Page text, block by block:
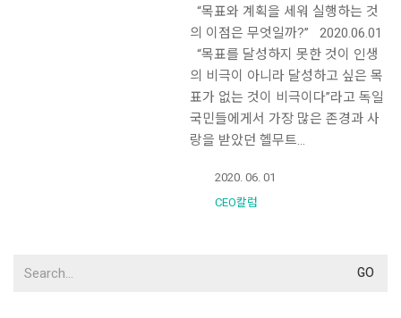
“목표와 계획을 세워 실행하는 것
의 이점은 무엇일까?” 2020.06.01
“목표를 달성하지 못한 것이 인생
의 비극이 아니라 달성하고 싶은 목
표가 없는 것이 비극이다”라고 독일
국민들에게서 가장 많은 존경과 사
랑을 받았던 헬무트…
2020. 06. 01
CEO칼럼
for: